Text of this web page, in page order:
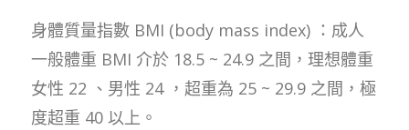
身體質量指數 BMI (body mass index) ：成人
一般體重 BMI 介於 18.5 ~ 24.9 之間，理想體重
女性 22 、男性 24 ，超重為 25 ~ 29.9 之間，極
度超重 40 以上。